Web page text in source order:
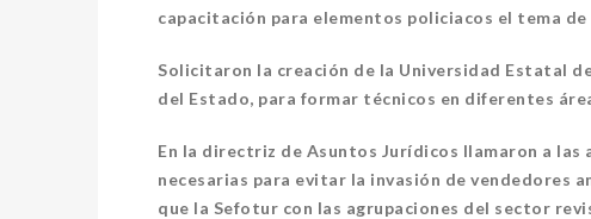
capacitación para elementos policiacos el tema
Solicitaron la creación de la Universidad Estatal
del Estado, para formar técnicos en diferentes
En la directriz de Asuntos Jurídicos llamaron a
necesarias para evitar la invasión de vendedores
que la Sefotur con las agrupaciones del sector
DESTACADAS 1 agosto, 2026 DESTACADAS